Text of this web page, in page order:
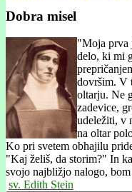
Dobra misel
"Moja prva
delo, ki mi
dovršim. V
oltarju. Ne
zadevice,
udeležiti, v
na oltar
Ko pri svetem ob­hajilu
"Kaj želiš, da storim?" In
svojo najbližjo nalogo,
sv. Edith Stein